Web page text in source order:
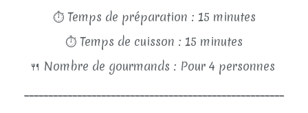
⏱ Temps de préparation : 15 minutes
⏱ Temps de cuisson : 15 minutes
🍴 Nombre de gourmands : Pour 4 personnes